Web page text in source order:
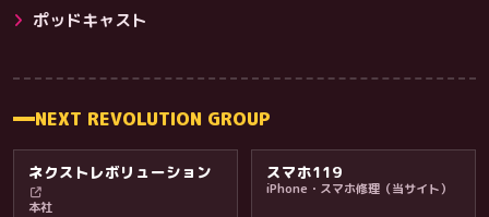
その他サービス
ポッドキャスト
NEXT REVOLUTION GROUP
ネクストレボリューション
本社
スマホ119
iPhone・スマホ修理（当サイト）